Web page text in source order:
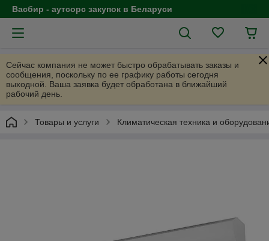
Васбир - аутсорс закупок в Беларуси
Сейчас компания не может быстро обрабатывать заказы и
сообщения, поскольку по ее графику работы сегодня
выходной. Ваша заявка будет обработана в ближайший
рабочий день.
Товары и услуги Климатическая техника и